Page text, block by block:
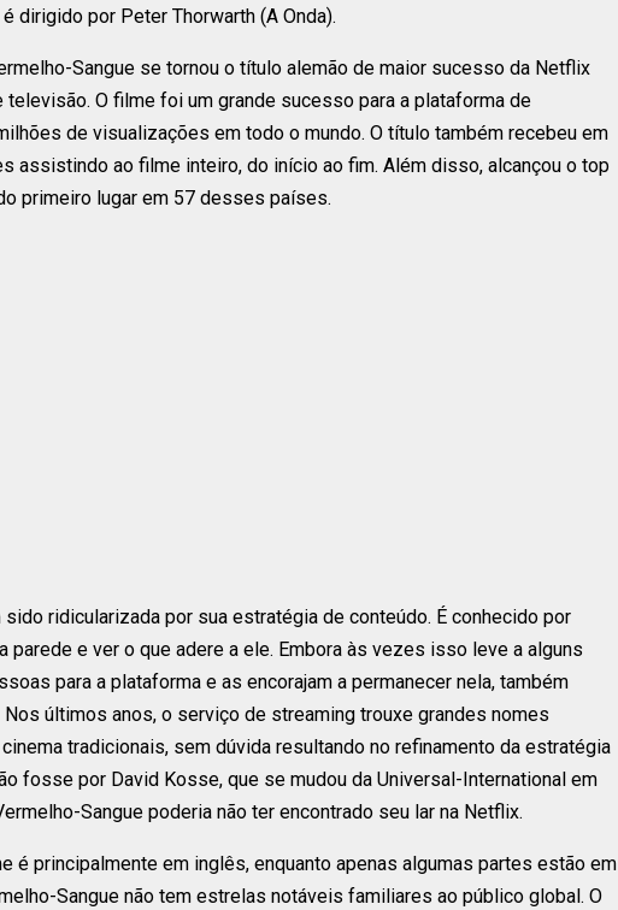
dirigido por Peter Thorwarth (A Onda).
Sangue se tornou o título alemão de maior sucesso da Netflix
televisão. O filme foi um grande sucesso para a plataforma de
de visualizações em todo o mundo. O título também recebeu em
assistindo ao filme inteiro, do início ao fim. Além disso, alcançou o top
primeiro lugar em 57 desses países.
ridicularizada por sua estratégia de conteúdo. É conhecido por
parede e ver o que adere a ele. Embora às vezes isso leve a alguns
para a plataforma e as encorajam a permanecer nela, também
últimos anos, o serviço de streaming trouxe grandes nomes
tradicionais, sem dúvida resultando no refinamento da estratégia
fosse por David Kosse, que se mudou da Universal-International em
Sangue poderia não ter encontrado seu lar na Netflix.
é principalmente em inglês, enquanto apenas algumas partes estão em
Sangue não tem estrelas notáveis familiares ao público global. O